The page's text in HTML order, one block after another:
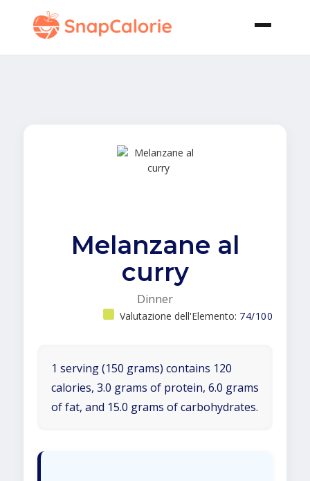
Melanzane al
curry
Dinner
Valutazione dell'Elemento: 74/100
1 serving (150 grams) contains 120
calories, 3.0 grams of protein, 6.0 grams
of fat, and 15.0 grams of carbohydrates.